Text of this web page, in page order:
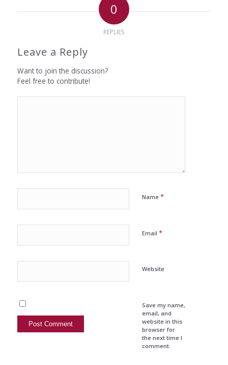
0
REPLIES
Leave a Reply
Want to join the discussion?
Feel free to contribute!
Name *
Email *
Website
Save my name,
email, and
website in this
browser for
the next time I
comment.